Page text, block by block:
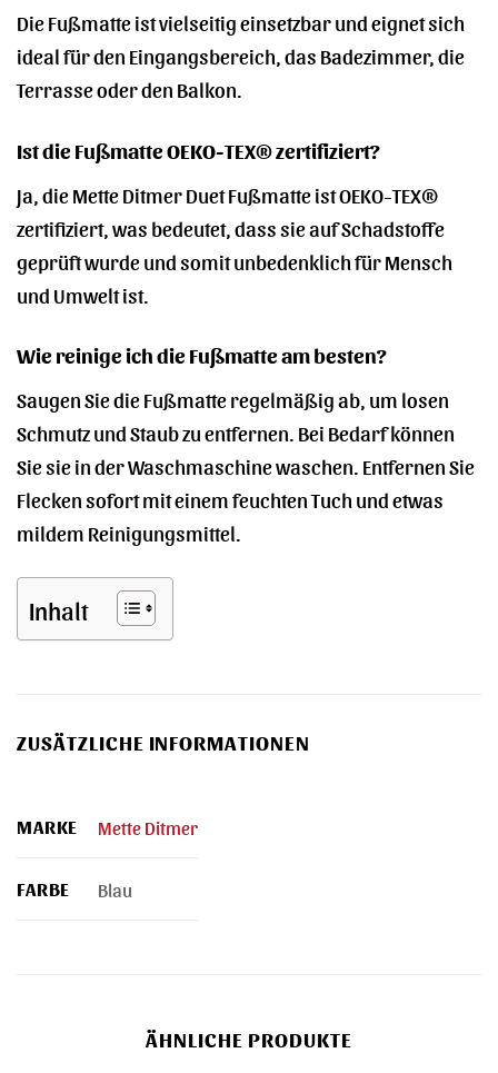
Die Fußmatte ist vielseitig einsetzbar und eignet sich
ideal für den Eingangsbereich, das Badezimmer, die
Terrasse oder den Balkon.
Ist die Fußmatte OEKO-TEX® zertifiziert?
Ja, die Mette Ditmer Duet Fußmatte ist OEKO-TEX®
zertifiziert, was bedeutet, dass sie auf Schadstoffe
geprüft wurde und somit unbedenklich für Mensch
und Umwelt ist.
Wie reinige ich die Fußmatte am besten?
Saugen Sie die Fußmatte regelmäßig ab, um losen
Schmutz und Staub zu entfernen. Bei Bedarf können
Sie sie in der Waschmaschine waschen. Entfernen Sie
Flecken sofort mit einem feuchten Tuch und etwas
mildem Reinigungsmittel.
Inhalt
ZUSÄTZLICHE INFORMATIONEN
MARKE Mette Ditmer
FARBE Blau
ÄHNLICHE PRODUKTE